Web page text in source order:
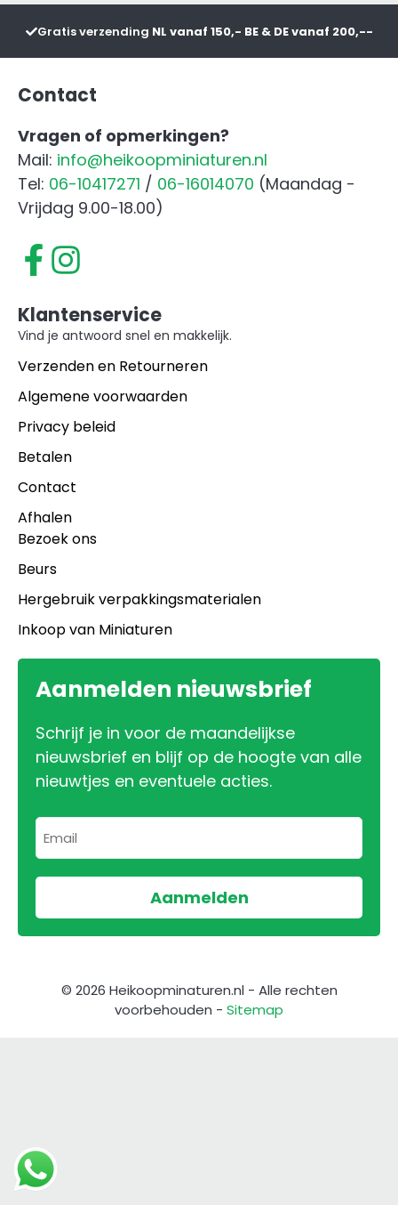
Gratis verzending NL vanaf 150,- BE & DE vanaf 200,--
Contact
Vragen of opmerkingen?
Mail: info@heikoopminiaturen.nl
Tel: 06-10417271 / 06-16014070 (Maandag -
Vrijdag 9.00-18.00)
Klantenservice
Vind je antwoord snel en makkelijk.
Verzenden en Retourneren
Algemene voorwaarden
Privacy beleid
Betalen
Contact
Afhalen
Bezoek ons
Beurs
Hergebruik verpakkingsmaterialen
Inkoop van Miniaturen
Aanmelden nieuwsbrief
Schrijf je in voor de maandelijkse
nieuwsbrief en blijf op de hoogte van alle
nieuwtjes en eventuele acties.
© 2026 Heikoopminaturen.nl - Alle rechten
voorbehouden - Sitemap